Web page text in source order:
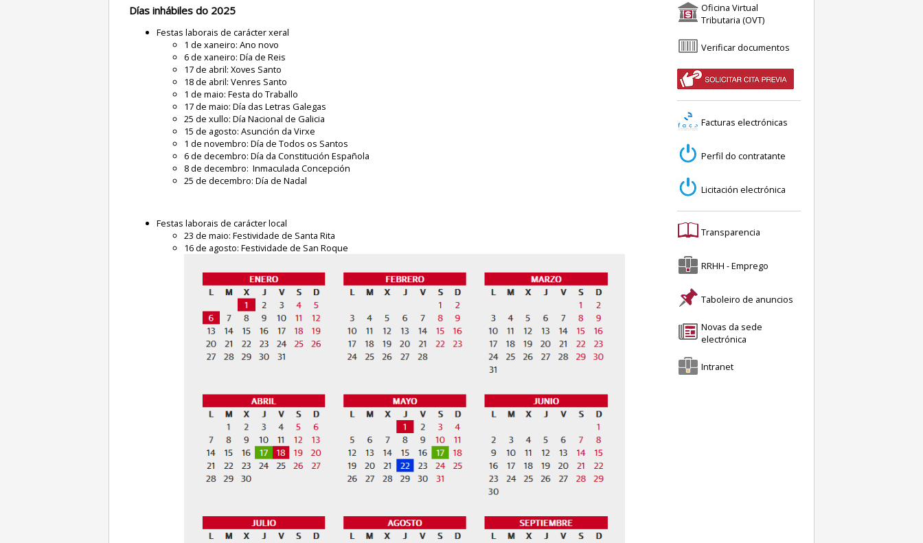
Días inhábiles do 2025
Festas laborais de carácter xeral
1 de xaneiro: Ano novo
6 de xaneiro: Día de Reis
17 de abril: Xoves Santo
18 de abril: Venres Santo
1 de maio: Festa do Traballo
17 de maio: Día das Letras Galegas
25 de xullo: Día Nacional de Galicia
15 de agosto: Asunción da Virxe
1 de novembro: Día de Todos os Santos
6 de decembro: Día da Constitución Española
8 de decembro: Inmaculada Concepción
25 de decembro: Día de Nadal
Festas laborais de carácter local
23 de maio: Festividade de Santa Rita
16 de agosto: Festividade de San Roque
Oficina Virtual
Tributaria (OVT)
Verificar documentos
Facturas electrónicas
Perfil do contratante
Licitación electrónica
Transparencia
RRHH - Emprego
Taboleiro de anuncios
Novas da sede
electrónica
Intranet